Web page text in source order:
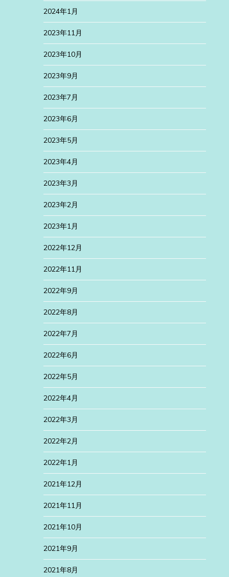
2024年1月
2023年11月
2023年10月
2023年9月
2023年7月
2023年6月
2023年5月
2023年4月
2023年3月
2023年2月
2023年1月
2022年12月
2022年11月
2022年9月
2022年8月
2022年7月
2022年6月
2022年5月
2022年4月
2022年3月
2022年2月
2022年1月
2021年12月
2021年11月
2021年10月
2021年9月
2021年8月